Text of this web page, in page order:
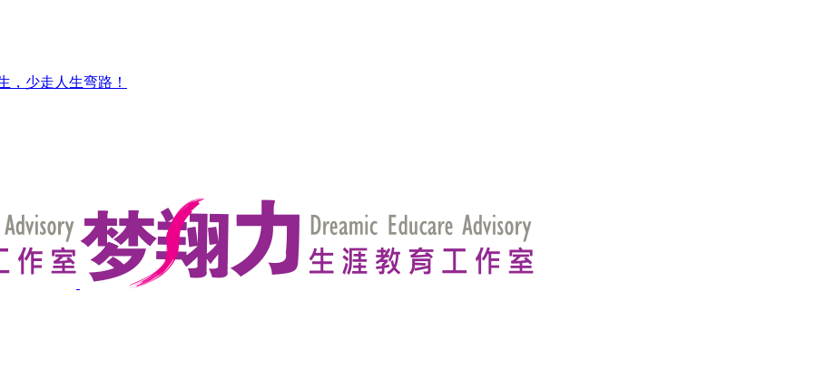
，少走人生弯路！